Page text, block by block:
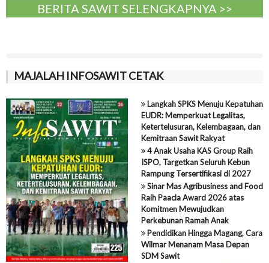
BERITA SAWIT SELENGKAPNYA >>
MAJALAH INFOSAWIT CETAK
Langkah SPKS Menuju Kepatuhan
EUDR: Memperkuat Legalitas,
Ketertelusuran, Kelembagaan, dan
Kemitraan Sawit Rakyat
4 Anak Usaha KAS Group Raih
ISPO, Targetkan Seluruh Kebun
Rampung Tersertifikasi di 2027
Sinar Mas Agribusiness and Food
Raih Paacla Award 2026 atas
Komitmen Mewujudkan
Perkebunan Ramah Anak
Pendidikan Hingga Magang, Cara
Wilmar Menanam Masa Depan
SDM Sawit